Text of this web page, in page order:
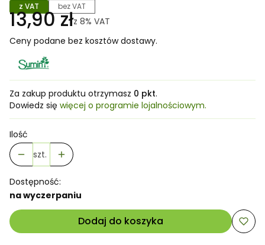
z VAT bez VAT
13,90 złz 8% VAT
Ceny podane bez kosztów dostawy.
Za zakup produktu otrzymasz 0 pkt.
Dowiedz się więcej o programie lojalnościowym.
Ilość
szt.
Dostępność:
na wyczerpaniu
Dodaj do koszyka